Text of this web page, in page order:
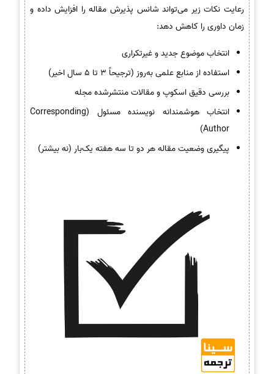
رعایت نکات زیر می‌تواند شانس پذیرش مقاله را افزایش داده و
زمان داوری را کاهش دهد:
انتخاب موضوع جدید و غیرتکراری
استفاده از منابع علمی به‌روز (ترجیحاً 3 تا 5 سال اخیر)
بررسی دقیق اسکوپ و مقالات منتشرشده مجله
انتخاب هوشمندانه نویسنده مسئول (Corresponding
Author)
پیگیری وضعیت مقاله هر دو تا سه هفته یک‌بار (نه بیشتر)